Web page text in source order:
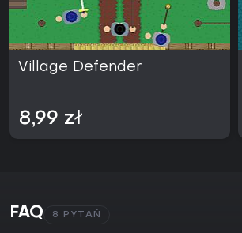
Village Defender
8,99 zł
FAQ 8 PYTAŃ